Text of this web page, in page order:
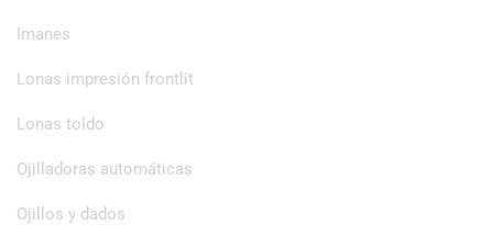
Imanes
Lonas impresión frontlit
Lonas toldo
Ojilladoras automáticas
Ojillos y dados